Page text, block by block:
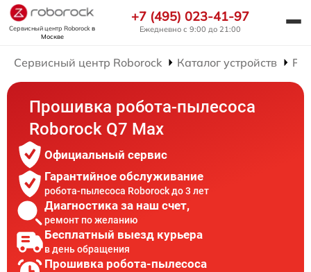
Сервисный центр Roborockв
Москве
+7 (495) 023-41-97
Ежедневно с 9:00 до 21:00
Сервисный центр Roborock Каталог устройств
Прошивка робота-пылесоса
Roborock Q7 Max
Официальный сервис
Гарантийное обслуживание
робота-пылесоса Roborock до 3 лет
Диагностика за наш счет,
ремонт по желанию
Бесплатный выезд курьера
в день обращения
Прошивка робота-пылесоса